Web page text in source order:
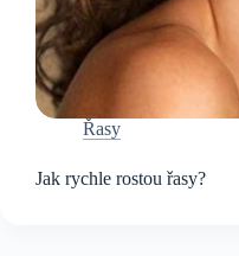
Řasy
Jak rychle rostou řasy?